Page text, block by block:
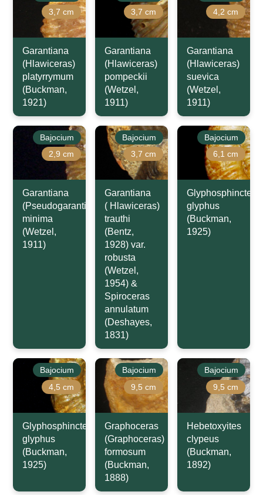
3,7 cm
Garantiana
(Hlawiceras)
platyrrymum
(Buckman,
1921)
3,7 cm
Garantiana
(Hlawiceras)
pompeckii
(Wetzel,
1911)
4,2 cm
Garantiana
(Hlawiceras)
suevica
(Wetzel,
1911)
Bajocium
2,9 cm
Garantiana
(Pseudogarantiana)
minima
(Wetzel,
1911)
Bajocium
3,7 cm
Garantiana
( Hlawiceras)
trauthi
(Bentz,
1928) var.
robusta
(Wetzel,
1954) &
Spiroceras
annulatum
(Deshayes,
1831)
Bajocium
6,1 cm
Glyphosphinctes
glyphus
(Buckman,
1925)
Bajocium
4,5 cm
Glyphosphinctes
glyphus
(Buckman,
1925)
Bajocium
9,5 cm
Graphoceras
(Graphoceras)
formosum
(Buckman,
1888)
Bajocium
9,5 cm
Hebetoxyites
clypeus
(Buckman,
1892)